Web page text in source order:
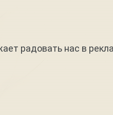
радовать нас в